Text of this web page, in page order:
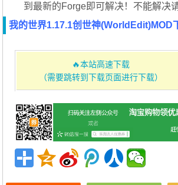
到最新的Forge即可解决！不能解决
我的世界1.17.1创世神(WorldEdit)MOD
🔥本站高速下载
（需要跳转到下载页面进行下载）